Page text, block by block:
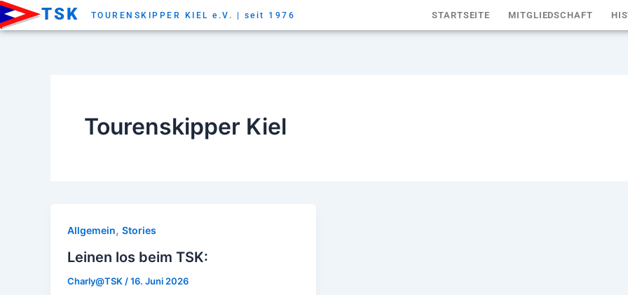
Zum
Inhalt
TSK TOURENSKIPPER KIEL e.V. | seit 1976 STARTSEITE MITGLIEDSCHAFT
Tourenskipper Kiel
Allgemein, Stories
Leinen los beim TSK:
Charly@TSK /16. Juni 2026